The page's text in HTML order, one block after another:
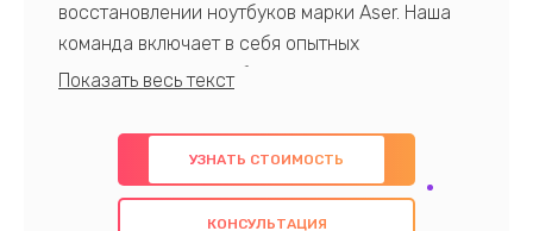
восстановлении ноутбуков марки Aser. Наша
команда включает в себя опытных
профессионалов с обширными знаниями и
предлагаем быстрый и качественный ремонт с
использованием оригинальных компонентов, а
также гарантируем качество всех
УЗНАТЬ СТОИМОСТЬ
КОНСУЛЬТАЦИЯ